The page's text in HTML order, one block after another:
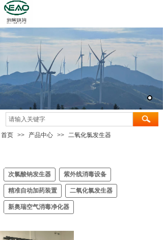
首页 >> 产品中心 >> 二氧化氯发生器
次氯酸钠发生器 紫外线消毒设备
精准自动加药装置 二氧化氯发生器
新奥瑞空气消毒净化器